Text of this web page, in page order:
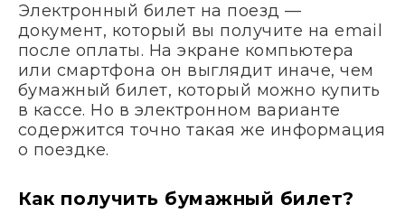
Электронный билет на поезд —
документ, который вы получите на email
после оплаты. На экране компьютера
или смартфона он выглядит иначе, чем
бумажный билет, который можно купить
в кассе. Но в электронном варианте
содержится точно такая же информация
о поездке.
Как получить бумажный билет?